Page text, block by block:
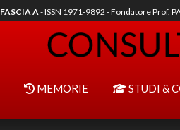
FASCIA A- ISSN 1971-9892 - Fondatore Prof.
MEMORIE STUDI &